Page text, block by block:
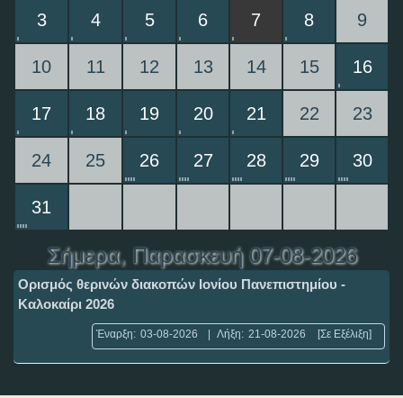
3 4 5 6 7 8 9
10 11 12 13 14 15 16
17 18 19 20 21 22 23
24 25 26 27 28 29 30
31
Σήμερα, Παρασκευή 07-08-2026
Ορισμός θερινών διακοπών Ιονίου Πανεπιστημίου -
Καλοκαίρι 2026
Έναρξη: 03-08-2026 Λήξη: 21-08-2026 [Σε Εξέλιξη]